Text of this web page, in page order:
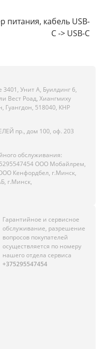
питания, кабель USB-
C -> USB-C
Унит A, Буилдинг 6,
Вест Роад, Xиангмиху
Гуангдон, 518040, КНР
пр., дом 100, оф. 203
обслуживания:
ООО Мобайлрем,
Кенфордбел, г.Минск,
г.Минск,
Гарантийное и сервисное
обслуживание, разрешение
вопросов покупателей
осуществляется по номеру
нашего отдела сервиса
+375295547454